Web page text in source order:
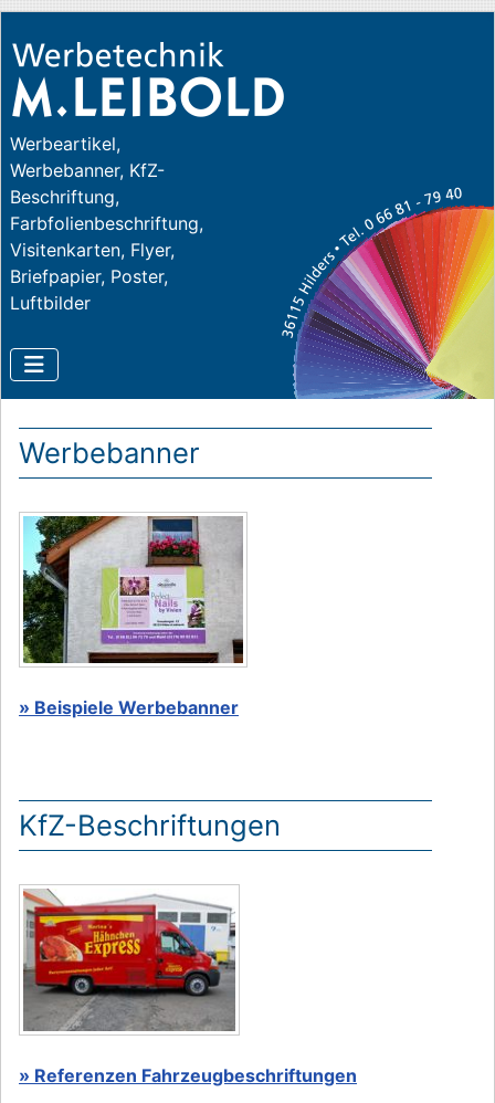
Werbeartikel,
Werbebanner, KfZ-
Beschriftung,
Farbfolienbeschriftung,
Visitenkarten, Flyer,
Briefpapier, Poster,
Luftbilder
Werbebanner
» Beispiele Werbebanner
KfZ-Beschriftungen
» Referenzen Fahrzeugbeschriftungen